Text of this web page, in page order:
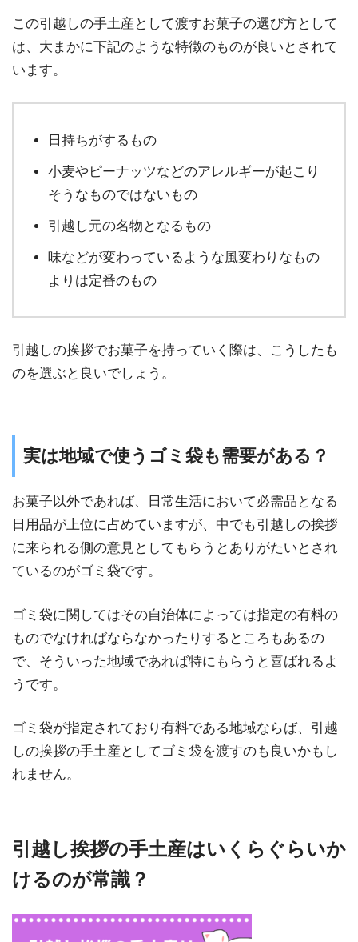
この引越しの手土産として渡すお菓子の選び方として
は、大まかに下記のような特徴のものが良いとされて
います。
日持ちがするもの
小麦やピーナッツなどのアレルギーが起こり
そうなものではないもの
引越し元の名物となるもの
味などが変わっているような風変わりなもの
よりは定番のもの
引越しの挨拶でお菓子を持っていく際は、こうしたも
のを選ぶと良いでしょう。
実は地域で使うゴミ袋も需要がある？
お菓子以外であれば、日常生活において必需品となる
日用品が上位に占めていますが、中でも引越しの挨拶
に来られる側の意見としてもらうとありがたいとされ
ているのがゴミ袋です。
ゴミ袋に関してはその自治体によっては指定の有料の
ものでなければならなかったりするところもあるの
で、そういった地域であれば特にもらうと喜ばれるよ
うです。
ゴミ袋が指定されており有料である地域ならば、引越
しの挨拶の手土産としてゴミ袋を渡すのも良いかもし
れません。
引越し挨拶の手土産はいくらぐらいか
けるのが常識？